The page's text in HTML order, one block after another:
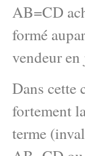
AB=CD
formé
vendeur en
Dans
fortement
terme